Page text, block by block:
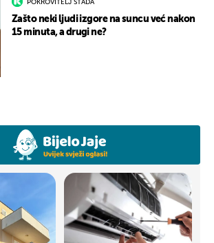
POKROVITELJ STADA
Zašto neki ljudi izgore na suncu već nakon
15 minuta, a drugi ne?